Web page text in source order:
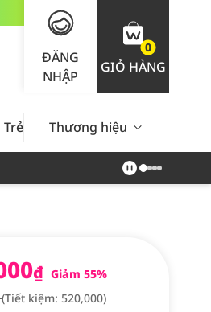
ĐĂNG
NHẬP
0
GIỎ HÀNG
Trẻ Em Nam Giới Chăm Sóc
Thương hiệu
₫ Giảm 55%
(Tiết kiệm: 520,000)